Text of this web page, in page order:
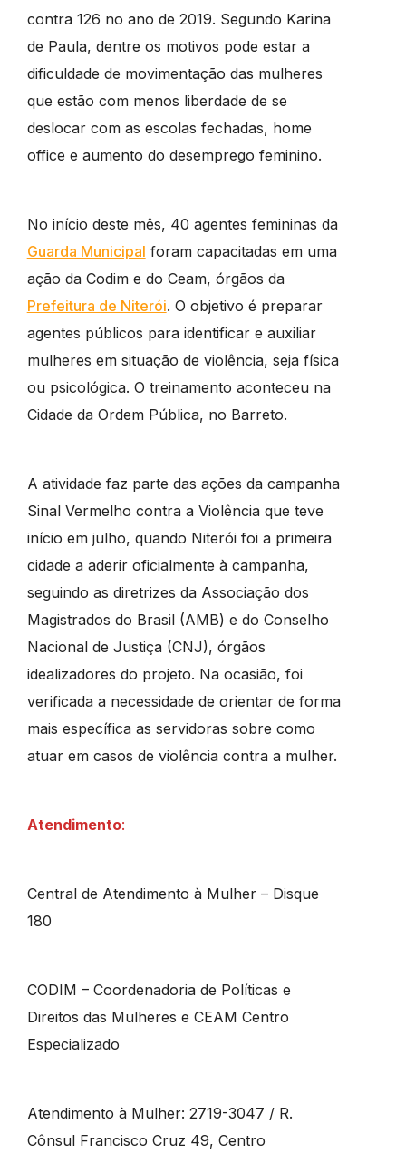
contra 126 no ano de 2019. Segundo Karina
de Paula, dentre os motivos pode estar a
dificuldade de movimentação das mulheres
que estão com menos liberdade de se
deslocar com as escolas fechadas, home
office e aumento do desemprego feminino.
No início deste mês, 40 agentes femininas da
Guarda Municipal foram capacitadas em uma
ação da Codim e do Ceam, órgãos da
Prefeitura de Niterói. O objetivo é preparar
agentes públicos para identificar e auxiliar
mulheres em situação de violência, seja física
ou psicológica. O treinamento aconteceu na
Cidade da Ordem Pública, no Barreto.
A atividade faz parte das ações da campanha
Sinal Vermelho contra a Violência que teve
início em julho, quando Niterói foi a primeira
cidade a aderir oficialmente à campanha,
seguindo as diretrizes da Associação dos
Magistrados do Brasil (AMB) e do Conselho
Nacional de Justiça (CNJ), órgãos
idealizadores do projeto. Na ocasião, foi
verificada a necessidade de orientar de forma
mais específica as servidoras sobre como
atuar em casos de violência contra a mulher.
Atendimento:
Central de Atendimento à Mulher – Disque
180
CODIM – Coordenadoria de Políticas e
Direitos das Mulheres e CEAM Centro
Especializado
Atendimento à Mulher: 2719-3047 / R.
Cônsul Francisco Cruz 49, Centro